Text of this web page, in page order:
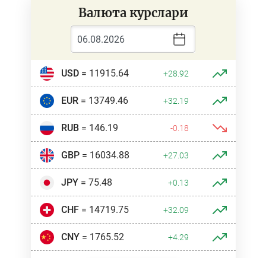
Валюта курслари
USD= 11915.64 +28.92
EUR= 13749.46 +32.19
RUB= 146.19 -0.18
GBP= 16034.88 +27.03
JPY= 75.48 +0.13
CHF= 14719.75 +32.09
CNY= 1765.52 +4.29